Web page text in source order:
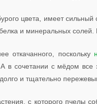
цвета, имеет
и минеральных солей.
откачанного, поскольку
в сочетании с мёдом
и тщательно
с которого пчелы